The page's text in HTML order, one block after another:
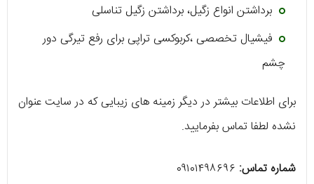
برداشتن انواع زگیل، برداشتن زگیل تناسلی
فیشیال تخصصی ،کربوکسی تراپی برای رفع تیرگی دور
چشم
برای اطلاعات بیشتر در دیگر زمینه های زیبایی که در سایت عنوان
نشده لطفا تماس بفرمایید.
شماره تماس: